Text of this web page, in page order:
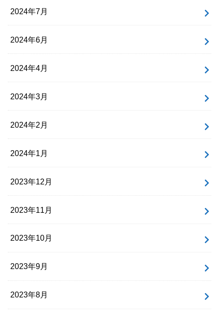
2024年7月
2024年6月
2024年4月
2024年3月
2024年2月
2024年1月
2023年12月
2023年11月
2023年10月
2023年9月
2023年8月